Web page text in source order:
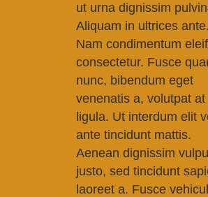
ut urna dignissim
Aliquam in ultrices ante.
Nam condimentum
consectetur. Fusce
nunc, bibendum eget
venenatis a, volutpat at
ligula. Ut interdum elit
ante tincidunt mattis.
Aenean dignissim
justo, sed tincidunt
laoreet a. Fusce